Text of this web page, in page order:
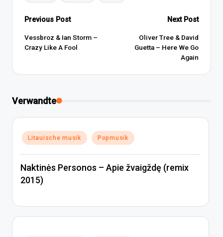
Post
navigation
Previous Post
Vessbroz & Ian Storm –
Crazy Like A Fool
Next Post
Oliver Tree & David
Guetta – Here We Go
Again
Verwandte
Posted
in
Litauische musik Popmusik
Naktinės Personos – Apie žvaigždę (remix
2015)